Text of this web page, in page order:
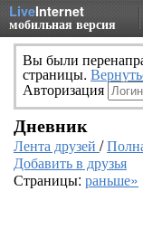
LiveInternet
мобильная версия
Вы были
страницы.
Авторизация
Дневник
Лента друзей /
Добавить в друзья
Страницы: раньше»